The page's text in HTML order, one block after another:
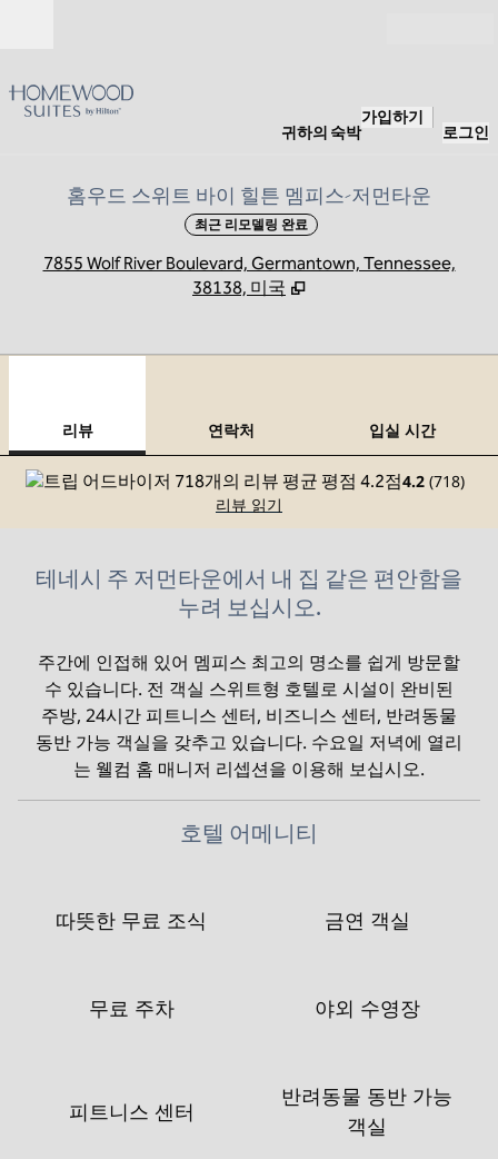
귀하의 숙박
가입하기
로그인
홈우드 스위트 바이 힐튼 멤피스-저먼타운
최근 리모델링 완료
7855 Wolf River Boulevard, Germantown, Tennessee,
38138, 미국
리뷰 연락처 입실 시간
4.2 (718)
리뷰 읽기
테네시 주 저먼타운에서 내 집 같은 편안함을
누려 보십시오.
주간에 인접해 있어 멤피스 최고의 명소를 쉽게 방문할
수 있습니다. 전 객실 스위트형 호텔로 시설이 완비된
주방, 24시간 피트니스 센터, 비즈니스 센터, 반려동물
동반 가능 객실을 갖추고 있습니다. 수요일 저녁에 열리
는 웰컴 홈 매니저 리셉션을 이용해 보십시오.
호텔 어메니티
따뜻한 무료 조식 금연 객실
무료 주차 야외 수영장
피트니스 센터
반려동물 동반 가능
객실